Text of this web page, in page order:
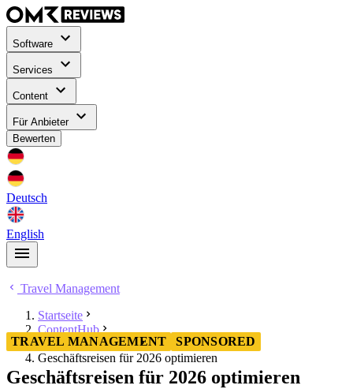
Software
Services
Content
Für Anbieter
Bewerten
Deutsch
English
Travel Management
Startseite
ContentHub
Travel Management
Geschäftsreisen für 2026 optimieren
TRAVEL MANAGEMENT SPONSORED
Geschäftsreisen für 2026 optimieren